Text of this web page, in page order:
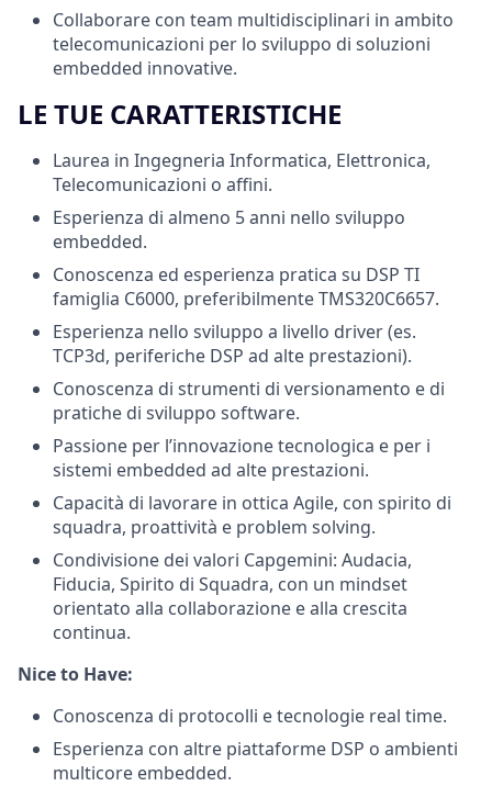
Collaborare con team multidisciplinari in ambito
telecomunicazioni per lo sviluppo di soluzioni
embedded innovative.
LE TUE CARATTERISTICHE
Laurea in Ingegneria Informatica, Elettronica,
Telecomunicazioni o affini.
Esperienza di almeno 5 anni nello sviluppo
embedded.
Conoscenza ed esperienza pratica su DSP TI
famiglia C6000, preferibilmente TMS320C6657.
Esperienza nello sviluppo a livello driver (es.
TCP3d, periferiche DSP ad alte prestazioni).
Conoscenza di strumenti di versionamento e di
pratiche di sviluppo software.
Passione per l’innovazione tecnologica e per i
sistemi embedded ad alte prestazioni.
Capacità di lavorare in ottica Agile, con spirito di
squadra, proattività e problem solving.
Condivisione dei valori Capgemini: Audacia,
Fiducia, Spirito di Squadra, con un mindset
orientato alla collaborazione e alla crescita
continua.
Nice to Have:
Conoscenza di protocolli e tecnologie real time.
Esperienza con altre piattaforme DSP o ambienti
multicore embedded.